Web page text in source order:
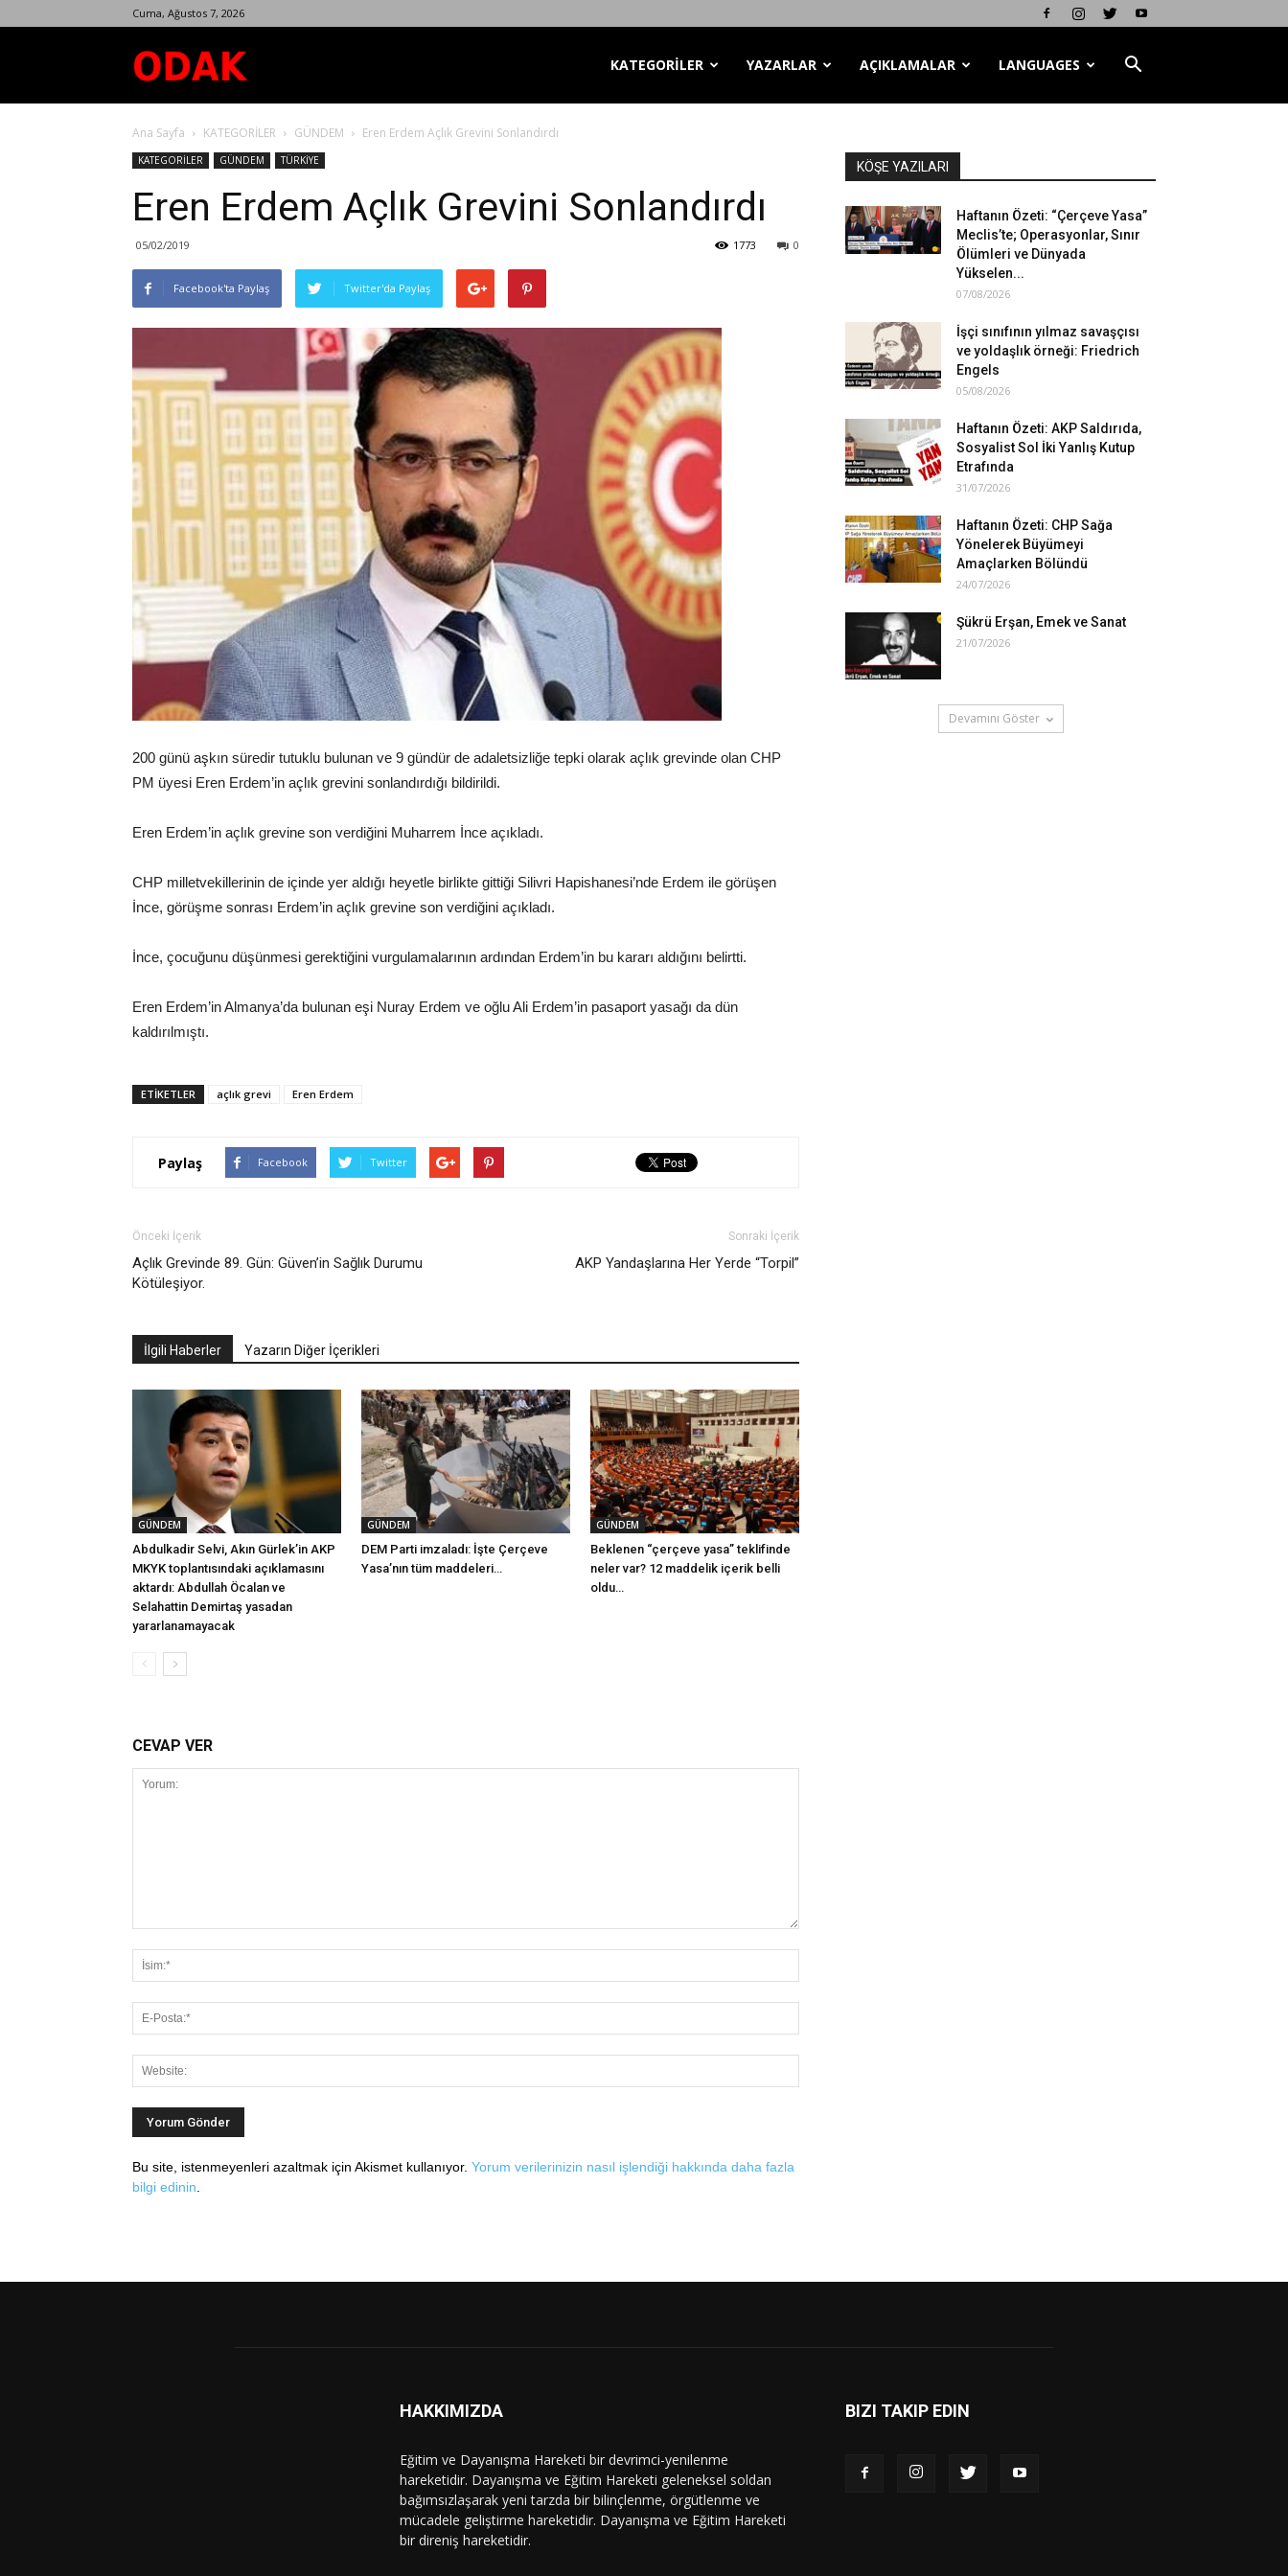
Cuma, Ağustos 7, 2026
Dergisi
KATEGORİLER YAZARLAR AÇIKLAMALAR LANGUAGES
Ana Sayfa KATEGORİLER GÜNDEM Eren Erdem Açlık Grevini Sonlandırdı
KATEGORİLER GÜNDEM TÜRKİYE
Eren Erdem Açlık Grevini Sonlandırdı
05/02/2019 0
1773
Facebook'ta Paylaş Twitter'da Paylaş
200 günü aşkın süredir tutuklu bulunan ve 9 gündür de adaletsizliğe tepki olarak açlık grevinde olan CHP
PM üyesi Eren Erdem’in açlık grevini sonlandırdığı bildirildi.
Eren Erdem’in açlık grevine son verdiğini Muharrem İnce açıkladı.
CHP milletvekillerinin de içinde yer aldığı heyetle birlikte gittiği Silivri Hapishanesi’nde Erdem ile görüşen
İnce, görüşme sonrası Erdem’in açlık grevine son verdiğini açıkladı.
İnce, çocuğunu düşünmesi gerektiğini vurgulamalarının ardından Erdem’in bu kararı aldığını belirtti.
Eren Erdem’in Almanya’da bulunan eşi Nuray Erdem ve oğlu Ali Erdem’in pasaport yasağı da dün
kaldırılmıştı.
ETIKETLER açlık grevi Eren Erdem
Paylaş Facebook Twitter
Önceki İçerik
Açlık Grevinde 89. Gün: Güven’in Sağlık Durumu
Kötüleşiyor.
Sonraki İçerik
AKP Yandaşlarına Her Yerde “Torpil”
İlgili Haberler Yazarın Diğer İçerikleri
GÜNDEM
Abdulkadir Selvi, Akın Gürlek’in AKP
MKYK toplantısındaki açıklamasını
aktardı: Abdullah Öcalan ve
Selahattin Demirtaş yasadan
yararlanamayacak
GÜNDEM
DEM Parti imzaladı: İşte Çerçeve
Yasa’nın tüm maddeleri…
GÜNDEM
Beklenen “çerçeve yasa” teklifinde
neler var? 12 maddelik içerik belli
oldu…
CEVAP VER
Bu site, istenmeyenleri azaltmak için Akismet kullanıyor. Yorum verilerinizin nasıl işlendiği hakkında daha fazla
bilgi edinin
KÖŞE YAZILARI
Haftanın Özeti: “Çerçeve Yasa”
Meclis’te; Operasyonlar, Sınır
Ölümleri ve Dünyada
Yükselen...
07/08/2026
İşçi sınıfının yılmaz savaşçısı
ve yoldaşlık örneği: Friedrich
Engels
05/08/2026
Haftanın Özeti: AKP Saldırıda,
Sosyalist Sol İki Yanlış Kutup
Etrafında
31/07/2026
Haftanın Özeti: CHP Sağa
Yönelerek Büyümeyi
Amaçlarken Bölündü
24/07/2026
Şükrü Erşan, Emek ve Sanat
21/07/2026
Devamını Göster
HAKKIMIZDA
Eğitim ve Dayanışma Hareketi bir devrimci-yenilenme
hareketidir. Dayanışma ve Eğitim Hareketi geleneksel soldan
bağımsızlaşarak yeni tarzda bir bilinçlenme, örgütlenme ve
mücadele geliştirme hareketidir. Dayanışma ve Eğitim Hareketi
bir direniş hareketidir.
BIZI TAKIP EDIN